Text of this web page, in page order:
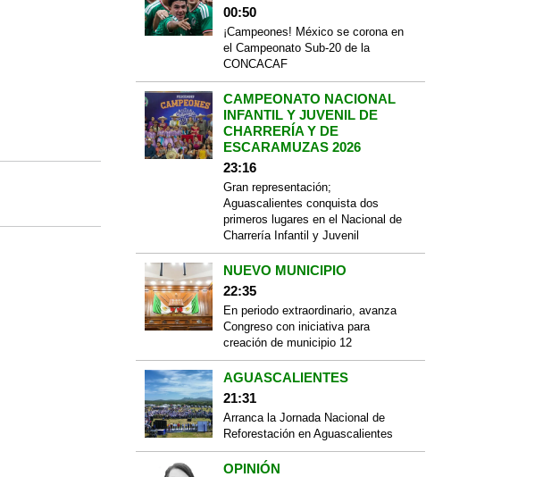
00:50
¡Campeones! México se corona en
el Campeonato Sub-20 de la
CONCACAF
CAMPEONATO NACIONAL
INFANTIL Y JUVENIL DE
CHARRERÍA Y DE
ESCARAMUZAS 2026
23:16
Gran representación;
Aguascalientes conquista dos
primeros lugares en el Nacional de
Charrería Infantil y Juvenil
NUEVO MUNICIPIO
22:35
En periodo extraordinario, avanza
Congreso con iniciativa para
creación de municipio 12
AGUASCALIENTES
21:31
Arranca la Jornada Nacional de
Reforestación en Aguascalientes
OPINIÓN